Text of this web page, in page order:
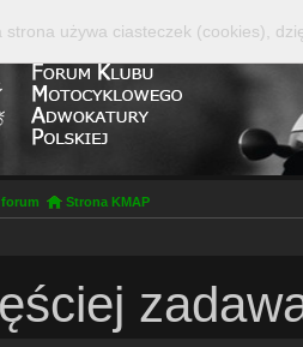
forum Strona KMAP
strona używa ciasteczek (cookies),